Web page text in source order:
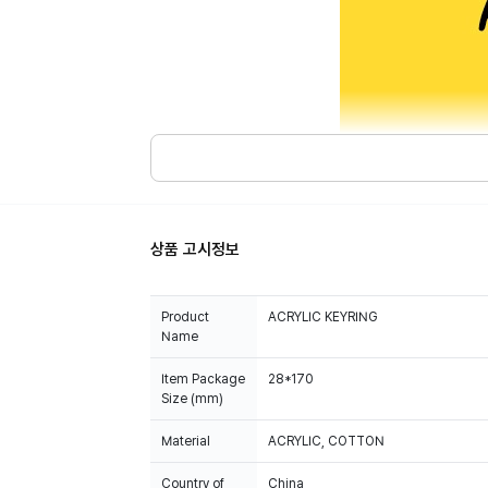
상품 고시정보
Product
Name
ACRYLIC KEYRING
Item Package
Size (mm)
28*170
Material ACRYLIC, COTTON
Country of China